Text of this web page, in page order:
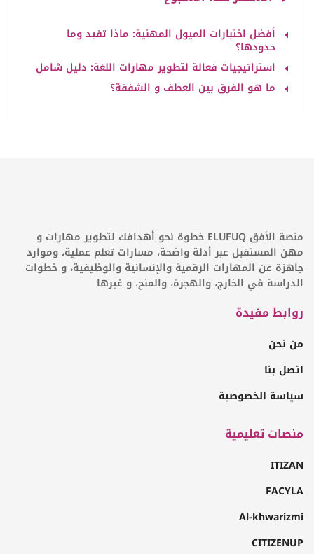
أفضل اختبارات الميول المهنية: ماذا تفيد وما
حدودها؟
استراتيجيات فعالة لتطوير مهارات اللغة: دليل شامل
ما هو الفرق بين العطف و الشفقة؟
منصة الأفق ELUFUQ خطوة نحو أهدافك لتطوير مهارات و
مهن المستقبل عبر أدلة واضحة، مسارات تعلم عملية، وموارد
جاهزة عن المهارات الرقمية والإنسانية والوظيفية، و خطوات
الدراسة في الخارج، والهجرة، والمنح، و غيرها
روابط مفيدة
من نحن
اتصل بنا
سياسة الخصوصية
منصات تعليمية
ITIZAN
FACYLA
Al-khwarizmi
CITIZENUP